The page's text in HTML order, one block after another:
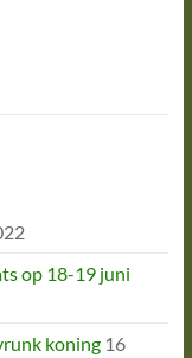
op 18-19 juni
koning 16